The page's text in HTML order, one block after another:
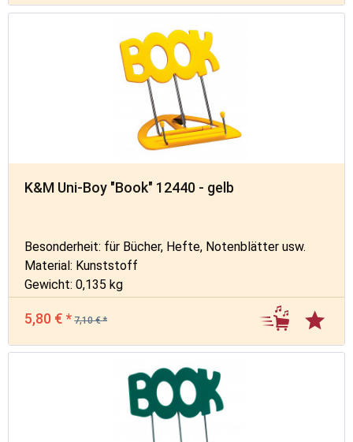
K&M Uni-Boy "Book" 12440 - gelb
Besonderheit: für Bücher, Hefte, Notenblätter usw.
Material: Kunststoff
Gewicht: 0,135 kg
5,80 € * 7,10 € *